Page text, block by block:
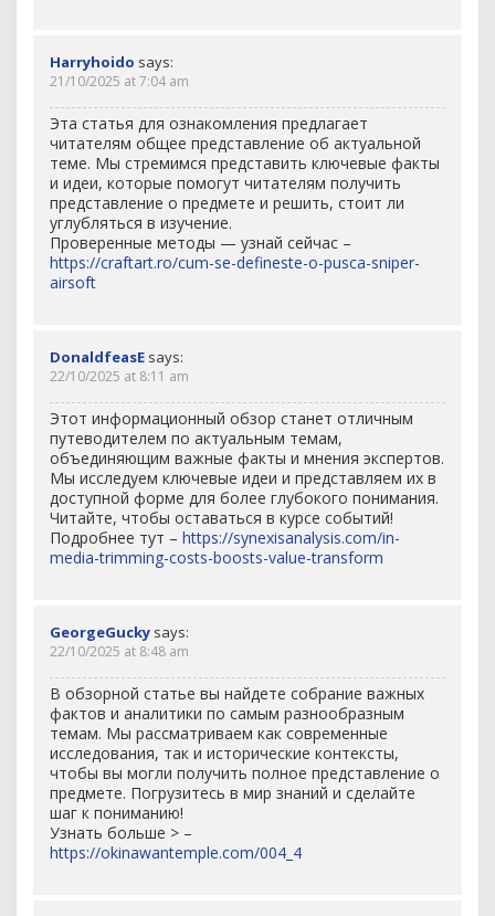
Harryhoido says:
21/10/2025 at 7:04 am
Эта статья для ознакомления предлагает
читателям общее представление об актуальной
теме. Мы стремимся представить ключевые факты
и идеи, которые помогут читателям получить
представление о предмете и решить, стоит ли
углубляться в изучение.
Проверенные методы — узнай сейчас –
https://craftart.ro/cum-se-defineste-o-pusca-sniper-
airsoft
DonaldfeasE says:
22/10/2025 at 8:11 am
Этот информационный обзор станет отличным
путеводителем по актуальным темам,
объединяющим важные факты и мнения экспертов.
Мы исследуем ключевые идеи и представляем их в
доступной форме для более глубокого понимания.
Читайте, чтобы оставаться в курсе событий!
Подробнее тут – https://synexisanalysis.com/in-
media-trimming-costs-boosts-value-transform
GeorgeGucky says:
22/10/2025 at 8:48 am
В обзорной статье вы найдете собрание важных
фактов и аналитики по самым разнообразным
темам. Мы рассматриваем как современные
исследования, так и исторические контексты,
чтобы вы могли получить полное представление о
предмете. Погрузитесь в мир знаний и сделайте
шаг к пониманию!
Узнать больше > –
https://okinawantemple.com/004_4